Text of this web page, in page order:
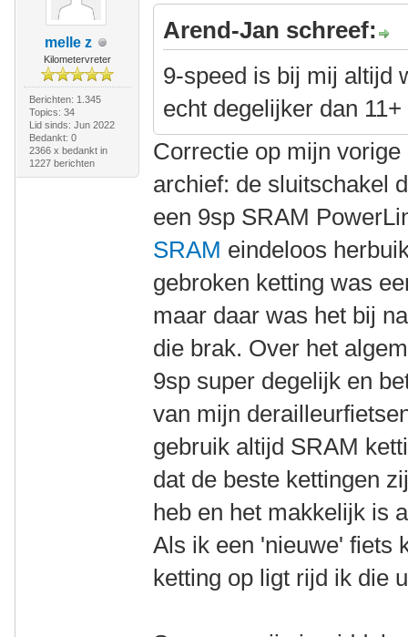
melle z
Kilometervreter
Berichten: 1.345
Topics: 34
Lid sinds: Jun 2022
Bedankt: 0
2366 x bedankt in
1227 berichten
Arend-Jan schreef:
9-speed is bij mij altijd
echt degelijker dan
Correctie op mijn
archief: de sluitschakel
een 9sp SRAM
SRAM eindeloos
gebroken ketting was
maar daar was het bij
die brak. Over het
9sp super degelijk en
van mijn
gebruik altijd SRAM
dat de beste kettingen
heb en het makkelijk is
Als ik een 'nieuwe' fiets
ketting op ligt rijd ik die